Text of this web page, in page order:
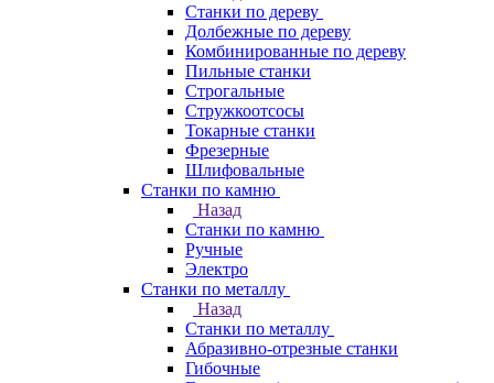
Станки по дереву
Долбежные по дереву
Комбинированные по дереву
Пильные станки
Строгальные
Стружкоотсосы
Токарные станки
Фрезерные
Шлифовальные
Станки по камню
Назад
Станки по камню
Ручные
Электро
Станки по металлу
Назад
Станки по металлу
Абразивно-отрезные станки
Гибочные